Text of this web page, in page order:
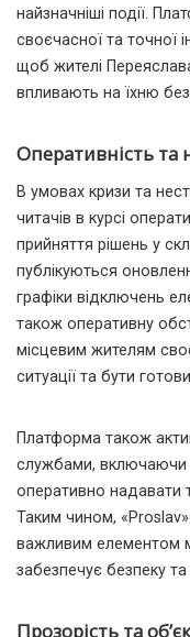
найзначніші події.
своєчасної та точної
щоб жителі
впливають на їхню
Оперативність та
В умовах кризи та
читачів в курсі
прийняття рішень у
публікуються
графіки відключень
також оперативну
місцевим жителям
ситуації та бути
Платформа також
службами,
оперативно надавати
Таким чином,
важливим елементом
забезпечує безпеку
Прозорість та